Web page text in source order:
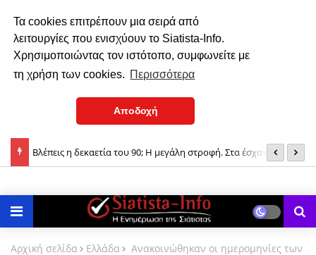
Τα cookies επιτρέπουν μια σειρά από
λειτουργίες που ενισχύουν το Siatista-Info.
Χρησιμοποιώντας τον ιστότοπο, συμφωνείτε με
τη χρήση των cookies. Περισσότερα
Αποδοχή
Βλέπεις η δεκαετία του 90; Η μεγάλη στροφή. Στα έσχατα
Αρχική σελίδα Ελλάδα
Ανακοινώθηκαν οι ημερομηνίες των